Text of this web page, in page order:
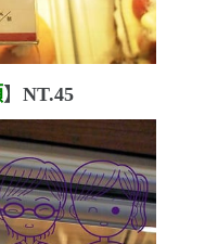
】 NT.45